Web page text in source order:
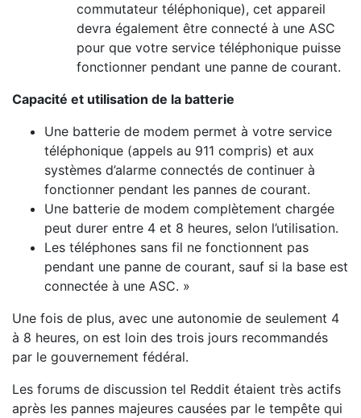
commutateur téléphonique), cet appareil
devra également être connecté à une ASC
pour que votre service téléphonique puisse
fonctionner pendant une panne de courant.
Capacité et utilisation de la batterie
Une batterie de modem permet à votre service
téléphonique (appels au 911 compris) et aux
systèmes d’alarme connectés de continuer à
fonctionner pendant les pannes de courant.
Une batterie de modem complètement chargée
peut durer entre 4 et 8 heures, selon l’utilisation.
Les téléphones sans fil ne fonctionnent pas
pendant une panne de courant, sauf si la base est
connectée à une ASC. »
Une fois de plus, avec une autonomie de seulement 4
à 8 heures, on est loin des trois jours recommandés
par le gouvernement fédéral.
Les forums de discussion tel Reddit étaient très actifs
après les pannes majeures causées par le tempête qui